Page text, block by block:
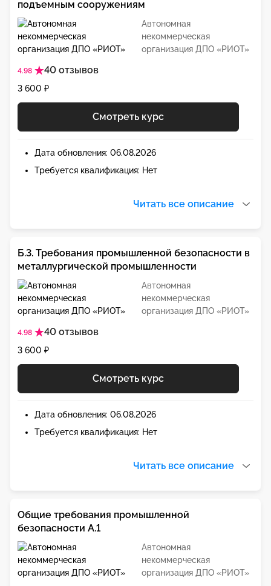
Автономная
некоммерческая
организация ДПО «РИОТ»
4.98 40 отзывов
подъемным сооружениям
3 600 ₽
Смотреть курс
Дата обновления: 06.08.2026
Требуется квалификация: Нет
Читать все описание
Автономная
некоммерческая
организация ДПО «РИОТ»
4.98 40 отзывов
Б.3. Требования промышленной безопасности в
металлургической промышленности
3 600 ₽
Смотреть курс
Дата обновления: 06.08.2026
Требуется квалификация: Нет
Читать все описание
Автономная
некоммерческая
организация ДПО «РИОТ»
Общие требования промышленной
безопасности А.1